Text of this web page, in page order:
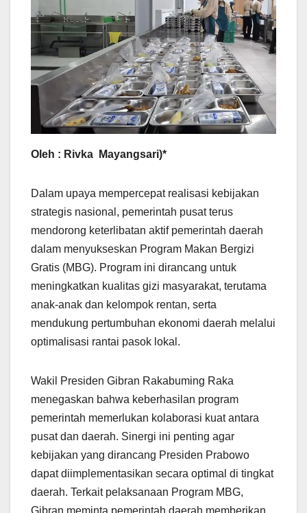
Oleh : Rivka Mayangsari)*
Dalam upaya mempercepat realisasi kebijakan
strategis nasional, pemerintah pusat terus
mendorong keterlibatan aktif pemerintah daerah
dalam menyukseskan Program Makan Bergizi
Gratis (MBG). Program ini dirancang untuk
meningkatkan kualitas gizi masyarakat, terutama
anak-anak dan kelompok rentan, serta
mendukung pertumbuhan ekonomi daerah melalui
optimalisasi rantai pasok lokal.
Wakil Presiden Gibran Rakabuming Raka
menegaskan bahwa keberhasilan program
pemerintah memerlukan kolaborasi kuat antara
pusat dan daerah. Sinergi ini penting agar
kebijakan yang dirancang Presiden Prabowo
dapat diimplementasikan secara optimal di tingkat
daerah. Terkait pelaksanaan Program MBG,
Gibran meminta pemerintah daerah memberikan